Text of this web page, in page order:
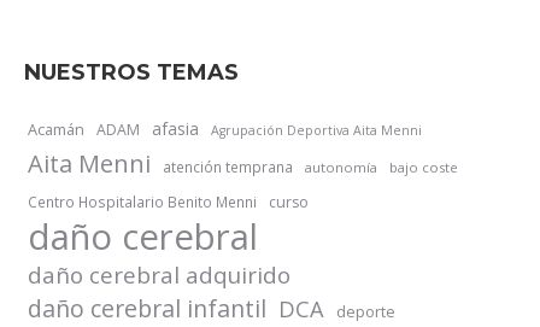
NUESTROS TEMAS
Acamán ADAM afasia Agrupación Deportiva Aita Menni
Aita Menni atención temprana autonomía bajo coste
Centro Hospitalario Benito Menni curso
daño cerebral
daño cerebral adquirido
daño cerebral infantil DCA deporte